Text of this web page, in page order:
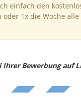
einfach den
1x die Woche
Ihrer Bewerbung auf